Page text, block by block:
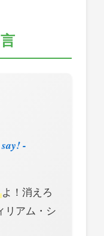
-
よ！消えろ
リアム・シ